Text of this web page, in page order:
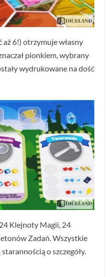
aż 6!) otrzymuje własny
pionkiem, wybrany
wydrukowane na dość
Klejnoty Magii, 24
Zadań. Wszystkie
o szczegóły.